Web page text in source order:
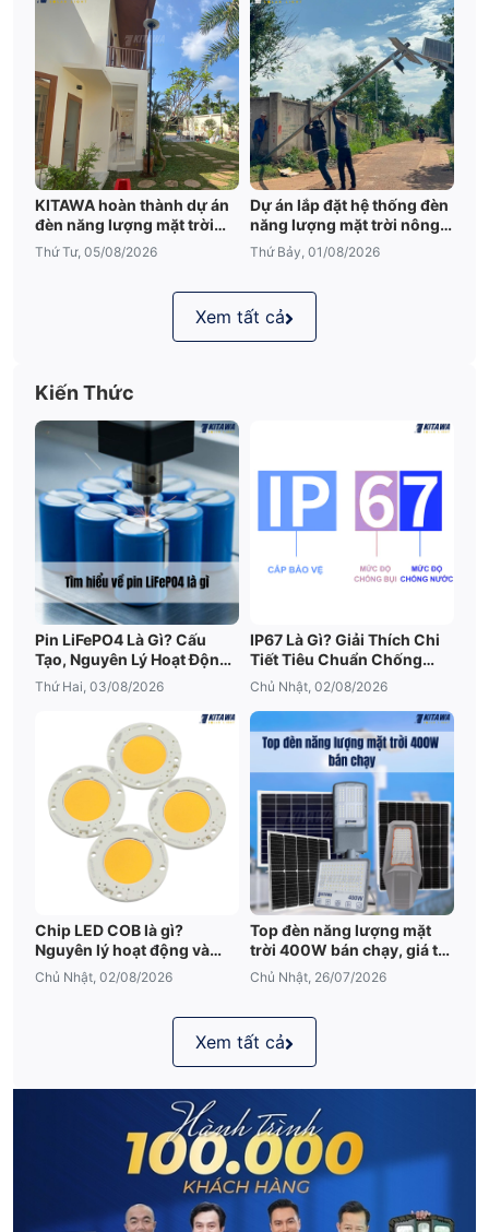
KITAWA hoàn thành dự án
đèn năng lượng mặt trời
sân vườn UFO 600W tại
Đắk Lắk
Thứ Tư, 05/08/2026
Dự án lắp đặt hệ thống đèn
năng lượng mặt trời nông
trại tại Đắk Lắk
Thứ Bảy, 01/08/2026
Xem tất cả
Kiến Thức
Pin LiFePO4 Là Gì? Cấu
Tạo, Nguyên Lý Hoạt Động
Và Ưu Điểm Nổi Bật
Thứ Hai, 03/08/2026
IP67 Là Gì? Giải Thích Chi
Tiết Tiêu Chuẩn Chống
Nước IP67
Chủ Nhật, 02/08/2026
Chip LED COB là gì?
Nguyên lý hoạt động và
những điều cần biết
Chủ Nhật, 02/08/2026
Top đèn năng lượng mặt
trời 400W bán chạy, giá tốt
2026
Chủ Nhật, 26/07/2026
Xem tất cả